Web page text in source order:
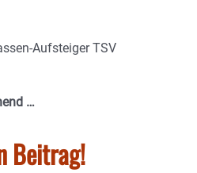
Aufsteiger TSV
…
Beitrag!